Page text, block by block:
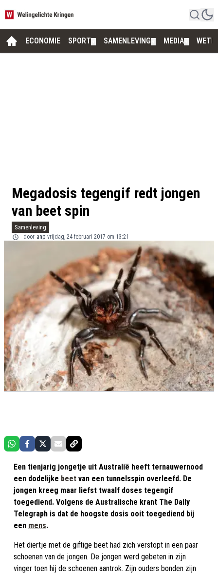
ECONOMIE SPORT SAMENLEVING MEDIA
Megadosis tegengif redt jongen
van beet spin
Samenleving
door anp vrijdag, 24 februari 2017 om 13:21
Een tienjarig jongetje uit Australië heeft ternauwernood
een dodelijke beet van een tunnelsspin overleefd. De
jongen kreeg maar liefst twaalf doses tegengif
toegediend. Volgens de Australische krant The Daily
Telegraph is dat de hoogste dosis ooit toegediend bij
een mens.
Het diertje met de giftige beet had zich verstopt in een paar
schoenen van de jongen. De jongen werd gebeten in zijn
vinger toen hij de schoenen aantrok. Zijn ouders bonden zijn